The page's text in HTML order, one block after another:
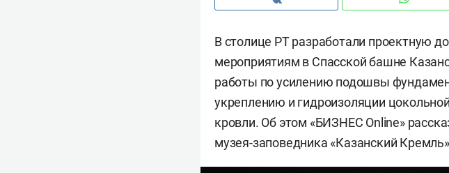
В столице РТ разработали проектную
мероприятиям в Спасской башне
работы по усилению подошвы
укреплению и гидроизоляции
кровли. Об этом «БИЗНЕС Online»
музея-заповедника «Казанский